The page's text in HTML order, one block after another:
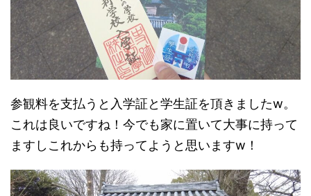
参観料を支払うと入学証と学生証を頂きましたw。
これは良いですね！今でも家に置いて大事に持って
ますしこれからも持ってようと思いますw！